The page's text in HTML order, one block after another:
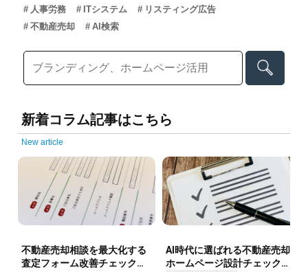
人事労務
ITシステム
リスティング広告
不動産売却
AI検索
新着コラム記事はこちら
New article